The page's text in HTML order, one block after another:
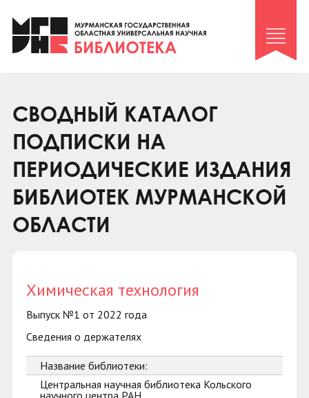
Клуб «Гиря и сельдерей»
Клуб «Семейный архив»
Коллегам
Контакты
СВОДНЫЙ КАТАЛОГ
ПОДПИСКИ НА
ПЕРИОДИЧЕСКИЕ ИЗДАНИЯ
БИБЛИОТЕК МУРМАНСКОЙ
ОБЛАСТИ
Химическая технология
Выпуск №1 от 2022 года
Сведения о держателях
Название библиотеки:
Центральная научная библиотека Кольского
научного центра РАН